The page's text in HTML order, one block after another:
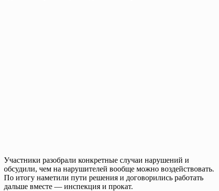
Участники разобрали конкретные случаи нарушений и
обсудили, чем на нарушителей вообще можно воздействовать.
По итогу наметили пути решения и договорились работать
дальше вместе — инспекция и прокат.